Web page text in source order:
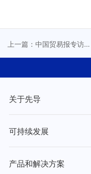
上一篇：中国贸易报专访
关于先导
可持续发展
产品和解决方案